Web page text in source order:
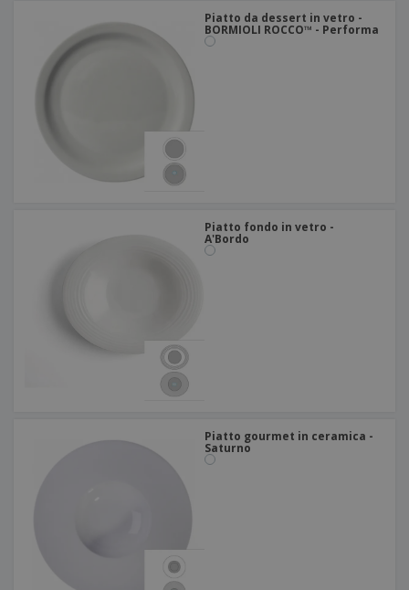
Piatto da dessert in vetro -
BORMIOLI ROCCO™ - Performa
Piatto fondo in vetro -
A'Bordo
Piatto gourmet in ceramica -
Saturno